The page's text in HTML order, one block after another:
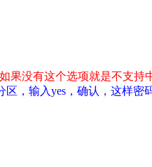
果没有这个选项就是不支持
，输入yes，确认，这样密